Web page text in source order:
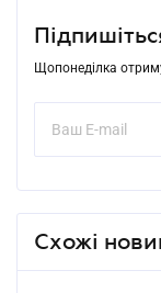
Щопонеділка
Схожі